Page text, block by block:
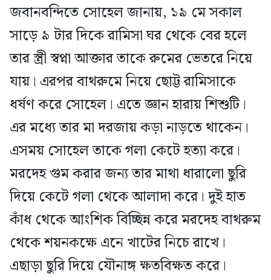
জবানবন্দিতে সোহেল জানায়, ১৯ মে সকাল
সাড়ে ৯ টার দিকে রামিসা ঘর থেকে বের হলে
তার স্ত্রী স্বপ্না আক্তার তাকে রুমের ভেতরে নিয়ে
যায়। এরপর বাথরুমে নিয়ে ছোট্ট রামিসাকে
ধর্ষণ করে সোহেল। এতে জ্ঞান হারায় শিশুটি।
এর মধ্যে তার মা দরজায় কড়া নাড়তে থাকেন।
এসময় সোহেল তাকে গলা কেটে হত্যা করে।
মরদেহ গুম করার জন্য তার মাথা ধারালো ছুরি
দিয়ে কেটে গলা থেকে আলাদা করে। দুই হাত
কাঁধ থেকে আংশিক বিচ্ছিন্ন করে মরদেহ বাথরুম
থেকে শয়নকক্ষে এনে খাটের নিচে রাখে।
এছাড়া ছুরি দিয়ে যৌনাঙ্গ ক্ষতবিক্ষত করে।